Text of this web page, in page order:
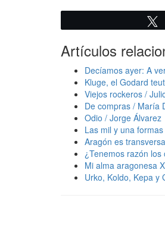
Artículos
Decíamos ayer: A
Kluge, el Godard
Viejos rockeros /
De compras / María
Odio / Jorge Álvarez
Las mil y una
Aragón es
¿Tenemos razón
Mi alma aragonesa
Urko, Koldo, Kepa y